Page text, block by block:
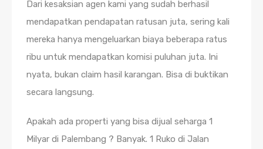
Dari kesaksian agen kami yang sudah berhasil
mendapatkan pendapatan ratusan juta, sering kali
mereka hanya mengeluarkan biaya beberapa ratus
ribu untuk mendapatkan komisi puluhan juta. Ini
nyata, bukan claim hasil karangan. Bisa di buktikan
secara langsung.
Apakah ada properti yang bisa dijual seharga 1
Milyar di Palembang ? Banyak. 1 Ruko di Jalan